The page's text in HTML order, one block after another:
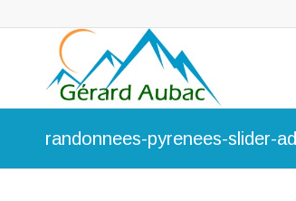
randonnees-pyrenees-slider-ad